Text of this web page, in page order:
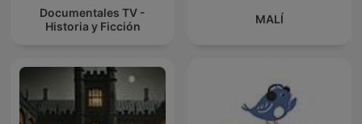
Documentales TV -
Historia y Ficción
MALÍ